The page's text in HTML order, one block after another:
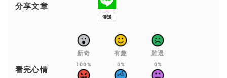
分享文章
看完心情
新奇
100%
有趣
0%
難過
0%